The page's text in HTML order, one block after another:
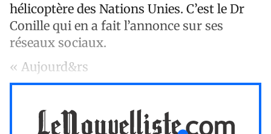
hélicoptère des Nations Unies. C’est le Dr
Conille qui en a fait l’annonce sur ses
réseaux sociaux.
« Aujourd&rs